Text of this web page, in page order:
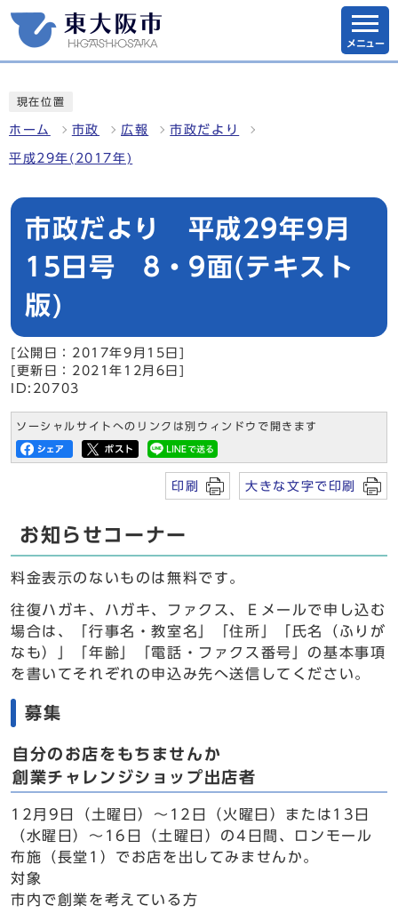
メニュー
現在位置
ホーム 市政 広報 市政だより
平成29年(2017年)
市政だより 平成29年9月
15日号 8・9面(テキスト
版)
[公開日：2017年9月15日]
[更新日：2021年12月6日]
ID:20703
ソーシャルサイトへのリンクは別ウィンドウで開きます
印刷 大きな文字で印刷
お知らせコーナー
料金表示のないものは無料です。
往復ハガキ、ハガキ、ファクス、Ｅメールで申し込む
場合は、「行事名・教室名」「住所」「氏名（ふりが
なも）」「年齢」「電話・ファクス番号」の基本事項
を書いてそれぞれの申込み先へ送信してください。
募集
自分のお店をもちませんか
創業チャレンジショップ出店者
12月9日（土曜日）～12日（火曜日）または13日
（水曜日）～16日（土曜日）の4日間、ロンモール
布施（長堂1）でお店を出してみませんか。
対象
市内で創業を考えている方